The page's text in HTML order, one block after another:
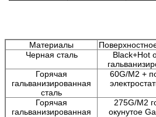
Материалы
Черная сталь
Black+Hot
Горячая
гальванизированная
сталь
60G/M2 +
Горячая
гальванизированная
275G/M2
окунутое